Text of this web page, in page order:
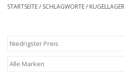
Lemonwax_Moonbrush
KENT.SALON Brushes
STARTSEITE/ SCHLAGWORTE/ KUGELLAGER